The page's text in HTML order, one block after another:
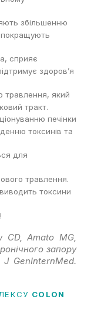
збільшенню
сприяє
здоров’я
травлення, який
тракт.
печінки
токсинів та
для
травлення.
токсини
CD, Amato MG,
запору
J GenInternMed.
COLON